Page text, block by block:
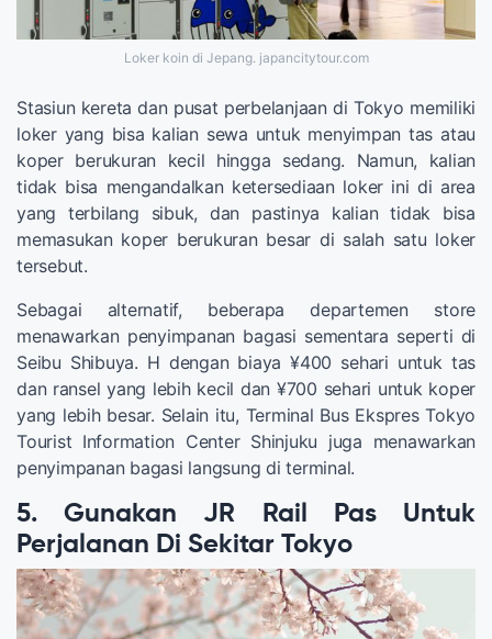
Loker koin di Jepang. japancitytour.com
Stasiun kereta dan pusat perbelanjaan di Tokyo memiliki
loker yang bisa kalian sewa untuk menyimpan tas atau
koper berukuran kecil hingga sedang. Namun, kalian
tidak bisa mengandalkan ketersediaan loker ini di area
yang terbilang sibuk, dan pastinya kalian tidak bisa
memasukan koper berukuran besar di salah satu loker
tersebut.
Sebagai alternatif, beberapa departemen store
menawarkan penyimpanan bagasi sementara seperti di
Seibu Shibuya. H dengan biaya ¥400 sehari untuk tas
dan ransel yang lebih kecil dan ¥700 sehari untuk koper
yang lebih besar. Selain itu, Terminal Bus Ekspres Tokyo
Tourist Information Center Shinjuku juga menawarkan
penyimpanan bagasi langsung di terminal.
5. Gunakan JR Rail Pas Untuk
Perjalanan Di Sekitar Tokyo